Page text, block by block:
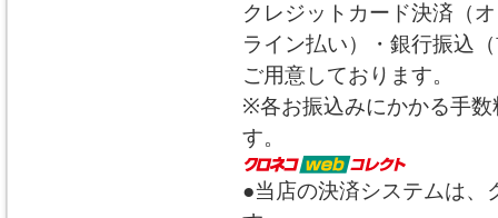
クレジットカード決済（
ライン払い）・銀行振込
ご用意しております。
※各お振込みにかかる手
す。
●当店の決済システムは、